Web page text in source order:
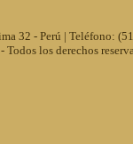
32 - Perú | Teléfono:
los derechos